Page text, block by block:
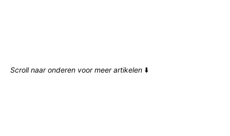
Scroll naar onderen voor meer artikelen ⬇️